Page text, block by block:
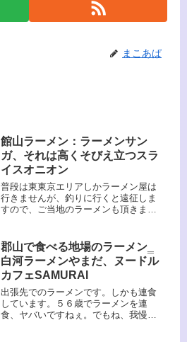
まこあぱ
館山ラーメン：ラーメンサン
ガ、それは高くそびえ立つスラ
イスオニオン
普段は東東京エリアしかラーメン屋は
行きませんが、釣りに行くと遠征しま
すので、ご当地のラーメンも頂きま
チェーン店系ではなく、地元営業のラ
ーメン屋に入るようにしていますが、
今回のラーメン屋は大当たりでし
た！！
郡山で食べる地場のラーメン‗
白河ラーメンやまだ、ヌードル
カフェSAMURAI
出張先でのラーメンです。しかも連食
しています。５６歳でラーメンを連
食、ヤバいですねぇ。でもね、我慢が